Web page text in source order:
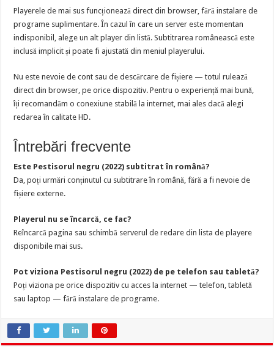
Playerele de mai sus funcționează direct din browser, fără instalare de
programe suplimentare. În cazul în care un server este momentan
indisponibil, alege un alt player din listă. Subtitrarea românească este
inclusă implicit și poate fi ajustată din meniul playerului.
Nu este nevoie de cont sau de descărcare de fișiere — totul rulează
direct din browser, pe orice dispozitiv. Pentru o experiență mai bună,
îți recomandăm o conexiune stabilă la internet, mai ales dacă alegi
redarea în calitate HD.
Întrebări frecvente
Este Pestisorul negru (2022) subtitrat în română?
Da, poți urmări conținutul cu subtitrare în română, fără a fi nevoie de
fișiere externe.
Playerul nu se încarcă, ce fac?
Reîncarcă pagina sau schimbă serverul de redare din lista de playere
disponibile mai sus.
Pot viziona Pestisorul negru (2022) de pe telefon sau tabletă?
Poți viziona pe orice dispozitiv cu acces la internet — telefon, tabletă
sau laptop — fără instalare de programe.